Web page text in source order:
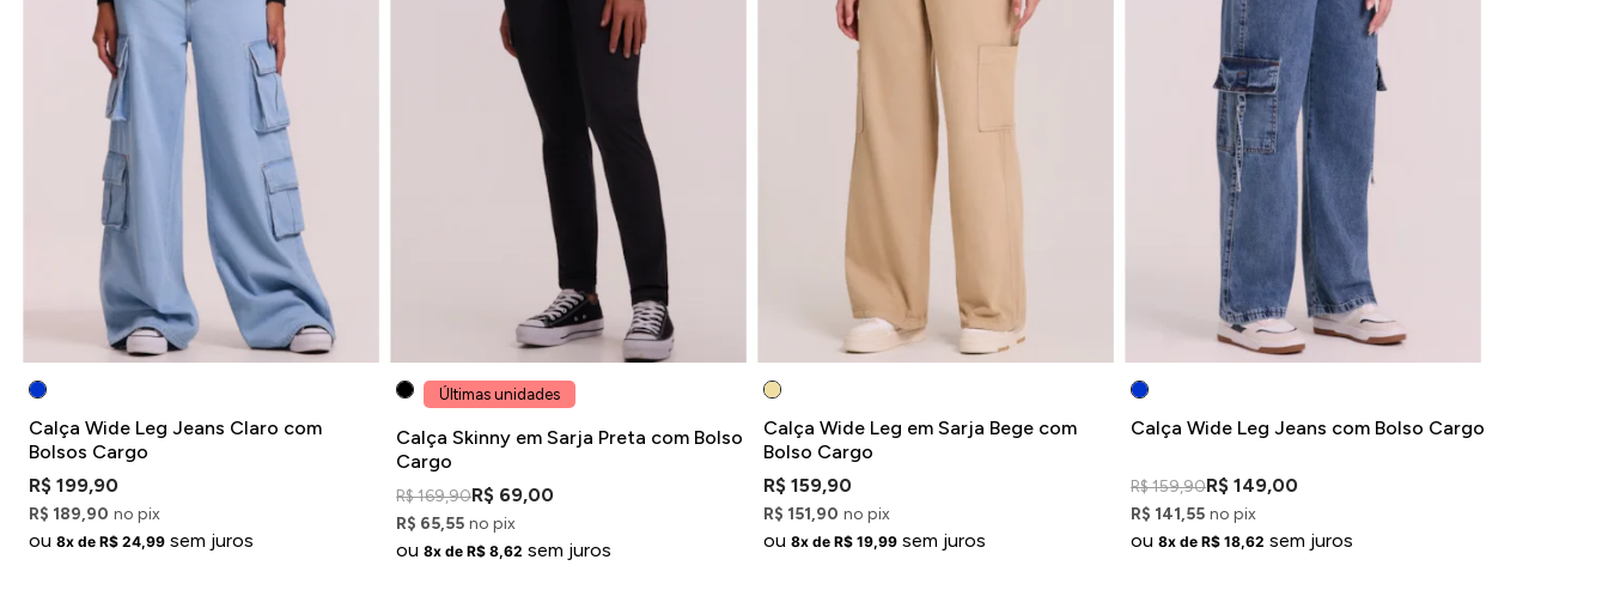
Calça Wide Leg Jeans Claro com
Bolsos Cargo
R$ 199,90
R$ 189,90 no pix
ou8x de R$ 24,99 sem juros
Últimas unidades
Calça Skinny em Sarja Preta com Bolso
Cargo
R$ 169,90R$ 69,00
R$ 65,55 no pix
ou8x de R$ 8,62 sem juros
Calça Wide Leg em Sarja Bege com
Bolso Cargo
R$ 159,90
R$ 151,90 no pix
ou8x de R$ 19,99 sem juros
Calça Wide Leg Jeans com Bolso Cargo
R$ 159,90R$ 149,00
R$ 141,55 no pix
ou8x de R$ 18,62 sem juros